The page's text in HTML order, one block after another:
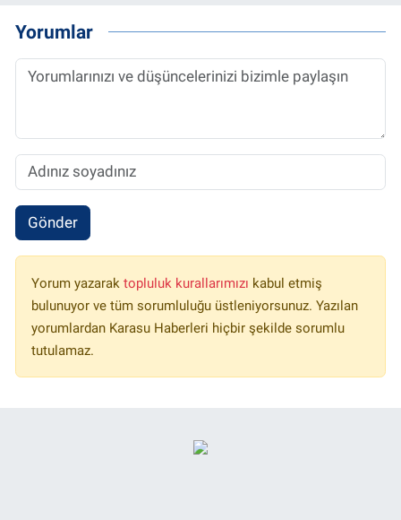
Yorumlar
Gönder
Yorum yazarak topluluk kurallarımızı kabul etmiş
bulunuyor ve tüm sorumluluğu üstleniyorsunuz. Yazılan
yorumlardan Karasu Haberleri hiçbir şekilde sorumlu
tutulamaz.